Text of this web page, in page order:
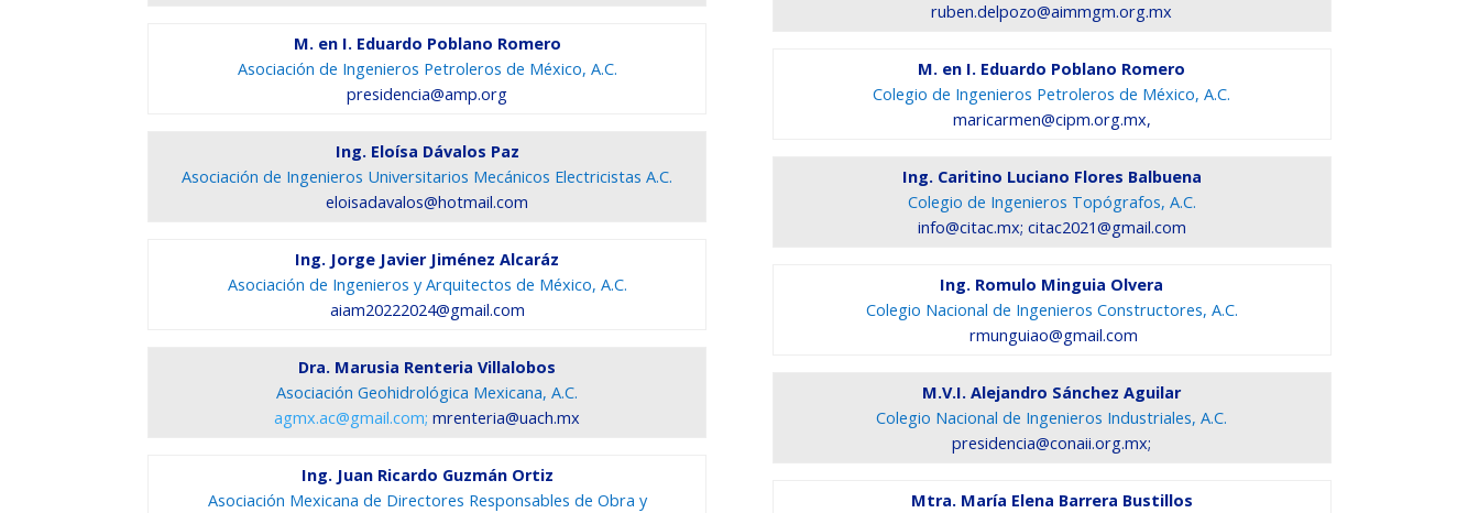
M. en I. Eduardo Poblano Romero
Asociación de Ingenieros Petroleros de México, A.C.
presidencia@amp.org
Ing. Eloísa Dávalos Paz
Asociación de Ingenieros Universitarios Mecánicos Electricistas A.C.
eloisadavalos@hotmail.com
Ing. Jorge Javier Jiménez Alcaráz
Asociación de Ingenieros y Arquitectos de México, A.C.
aiam20222024@gmail.com
Dra. Marusia Renteria Villalobos
Asociación Geohidrológica Mexicana, A.C.
agmx.ac@gmail.com; mrenteria@uach.mx
Ing. Juan Ricardo Guzmán Ortiz
Asociación Mexicana de Directores Responsables de Obra y
ruben.delpozo@aimmgm.org.mx
M. en I. Eduardo Poblano Romero
Colegio de Ingenieros Petroleros de México, A.C.
maricarmen@cipm.org.mx,
Ing. Caritino Luciano Flores Balbuena
Colegio de Ingenieros Topógrafos, A.C.
info@citac.mx; citac2021@gmail.com
Ing. Romulo Minguia Olvera
Colegio Nacional de Ingenieros Constructores, A.C.
rmunguiao@gmail.com
M.V.I. Alejandro Sánchez Aguilar
Colegio Nacional de Ingenieros Industriales, A.C.
presidencia@conaii.org.mx;
Mtra. María Elena Barrera Bustillos